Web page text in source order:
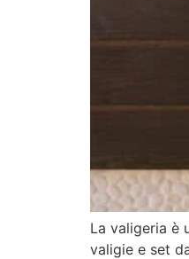
La valigeria è
valigie e set